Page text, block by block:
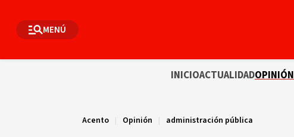
MENÚ
INICIOACTUALIDADOPINIÓN
Acento | Opinión | administración pública